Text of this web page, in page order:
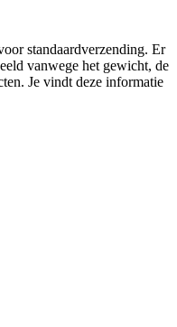
standaardverzending. Er
vanwege het gewicht, de
Je vindt deze informatie